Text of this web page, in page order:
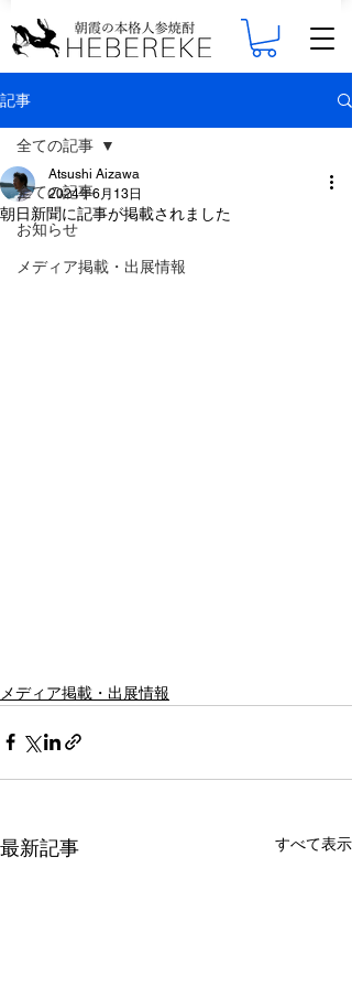
記事
全ての記事
お知らせ
メディア掲載・出展情報
全ての記事
朝日新聞に記事が掲載されました
Atsushi Aizawa
2024年6月13日
メディア掲載・出展情報
最新記事 すべて表示